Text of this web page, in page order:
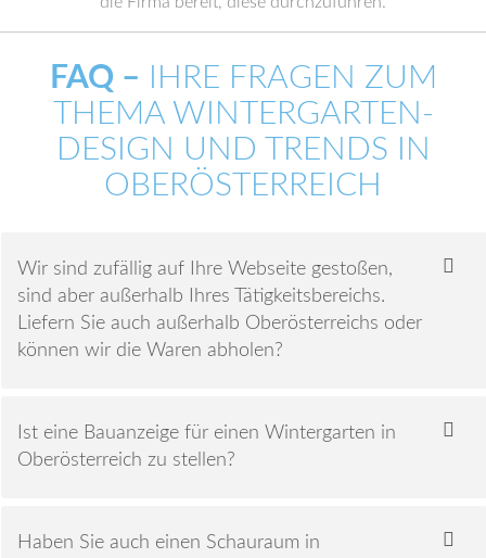
FAQ – IHRE FRAGEN ZUM
THEMA WINTERGARTEN-
DESIGN UND TRENDS IN
OBERÖSTERREICH
Wir sind zufällig auf Ihre Webseite gestoßen,
sind aber außerhalb Ihres Tätigkeitsbereichs.
Liefern Sie auch außerhalb Oberösterreichs oder
können wir die Waren abholen?
Ist eine Bauanzeige für einen Wintergarten in
Oberösterreich zu stellen?
Haben Sie auch einen Schauraum in